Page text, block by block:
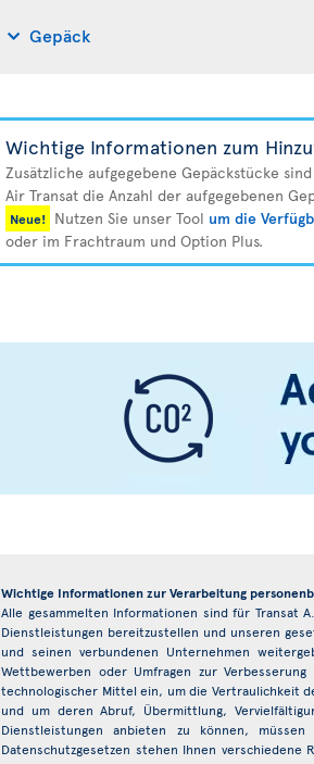
Gepäck
Wichtige Informationen zum
Zusätzliche aufgegebene Gepäckstücke
Air Transat die Anzahl der aufgegebenen
Neue! Nutzen Sie unser Tool um die
oder im Frachtraum und Option Plus.
Wichtige Informationen zur Verarbeitung
Alle gesammelten Informationen sind für Transat
Dienstleistungen bereitzustellen und unseren
und seinen verbundenen Unternehmen
Wettbewerben oder Umfragen zur
technologischer Mittel ein, um die Vertraulichkeit
und um deren Abruf, Übermittlung,
Dienstleistungen anbieten zu können,
Datenschutzgesetzen stehen Ihnen verschiedene